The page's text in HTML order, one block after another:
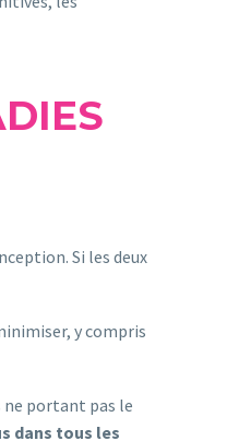
Si les deux
y compris
ne portant pas le
dans tous les